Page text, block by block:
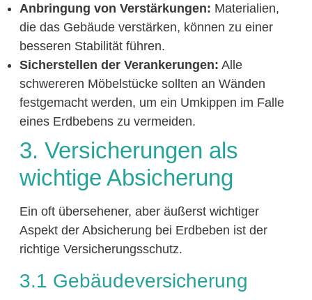
Anbringung von Verstärkungen: Materialien,
die das Gebäude verstärken, können zu einer
besseren Stabilität führen.
Sicherstellen der Verankerungen: Alle
schwereren Möbelstücke sollten an Wänden
festgemacht werden, um ein Umkippen im Falle
eines Erdbebens zu vermeiden.
3. Versicherungen als
wichtige Absicherung
Ein oft übersehener, aber äußerst wichtiger
Aspekt der Absicherung bei Erdbeben ist der
richtige Versicherungsschutz.
3.1 Gebäudeversicherung